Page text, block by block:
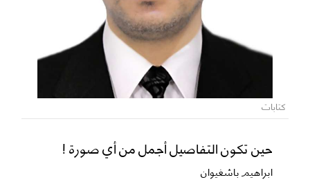
كتابات
حين تكون التفاصيل أجمل من أي صورة !
ابراهيم باشغيوان